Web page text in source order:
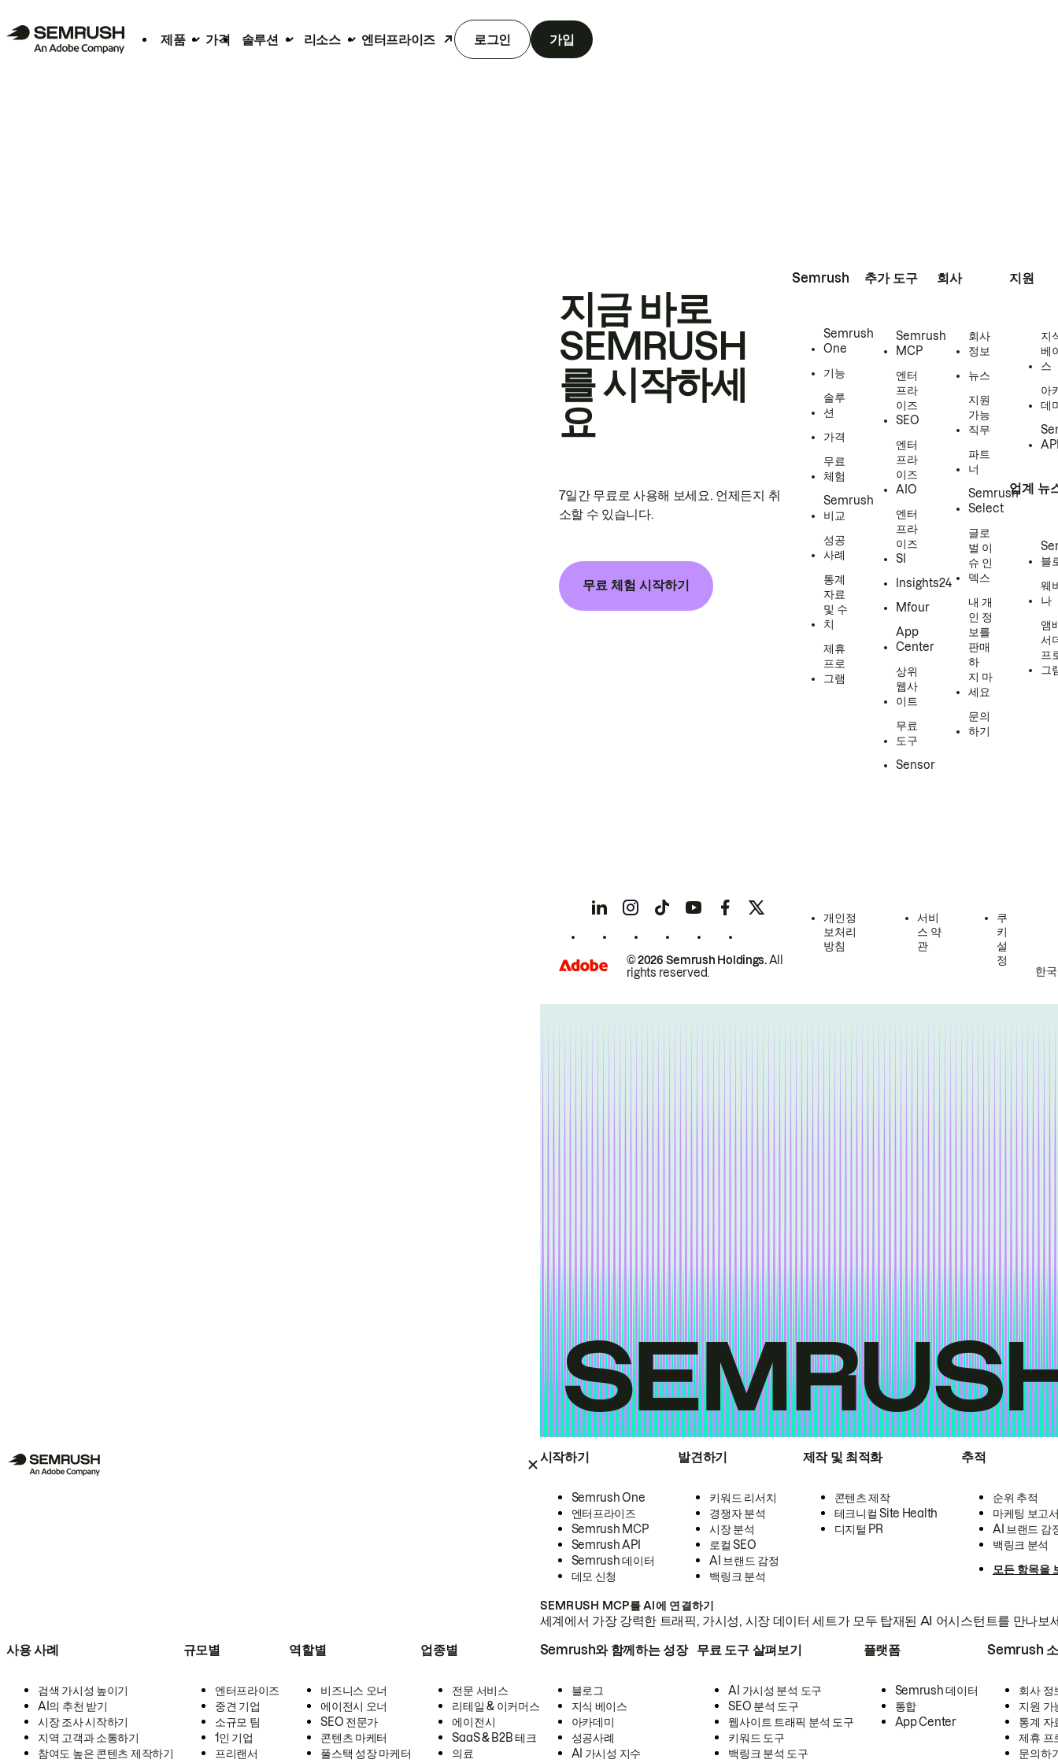
제품 가격 솔루션 리소스 엔터프라이즈 로그인 가입
시작하기
Semrush One
엔터프라이즈
Semrush MCP
Semrush API
Semrush 데이터
데모 신청
발견하기
키워드 리서치
경쟁자 분석
시장 분석
로컬 SEO
AI 브랜드 감정
백링크 분석
제작 및 최적화
콘텐츠 제작
테크니컬 Site Health
디지털 PR
추적
순위 추적
마케팅 보고
AI 브랜드 감
백링크 분석
모든 항목을
SEMRUSH MCP를 AI에 연결하기
세계에서 가장 강력한 트래픽, 가시성, 시장 데이터 세트가 모두 탑재된 AI 어시스턴트를 만나보
사용 사례
검색 가시성 높이기
AI의 추천 받기
시장 조사 시작하기
지역 고객과 소통하기
참여도 높은 콘텐츠 제작하기
규모별
엔터프라이즈
중견 기업
소규모 팀
1인 기업
프리랜서
역할별
비즈니스 오너
에이전시 오너
SEO 전문가
콘텐츠 마케터
풀스택 성장 마케터
업종별
전문 서비스
리테일 & 이커머스
에이전시
SaaS & B2B 테크
의료
Semrush와 함께하는 성장
블로그
지식 베이스
아카데미
성공사례
AI 가시성 지수
무료 도구 살펴보기
AI 가시성 분석 도구
SEO 분석 도구
웹사이트 트래픽 분석 도구
키워드 도구
백링크 분석 도구
플랫폼
Semrush 데이터
통합
App Center
Semrush
회사 정
지원 가
통계 자
제휴 프
문의하
지금 바로
SEMRUSH
를 시작하세
요
7일간 무료로 사용해 보세요. 언제든지 취
소할 수 있습니다.
무료 체험 시작하기
Semrush
Semrush
One
기능
솔루
션
가격
무료
체험
Semrush
비교
성공
사례
통계
자료
및 수
치
제휴
프로
그램
추가 도구
Semrush
MCP
엔터
프라
이즈
SEO
엔터
프라
이즈
AIO
엔터
프라
이즈
SI
Insights24
Mfour
App
Center
상위
웹사
이트
무료
도구
Sensor
회사
회사
정보
뉴스
지원
가능
직무
파트
너
Semrush
Select
글로
벌 이
슈 인
덱스
내 개
인 정
보를
판매
하
지 마
세요
문의
하기
지원
지
베
스
아
데
업계 뉴
블
웨
나
앰
서
프
그
© 2026 Semrush Holdings.All
rights reserved.
개인정
보처리
방침
서비
스 약
관
쿠
키
설
정
한